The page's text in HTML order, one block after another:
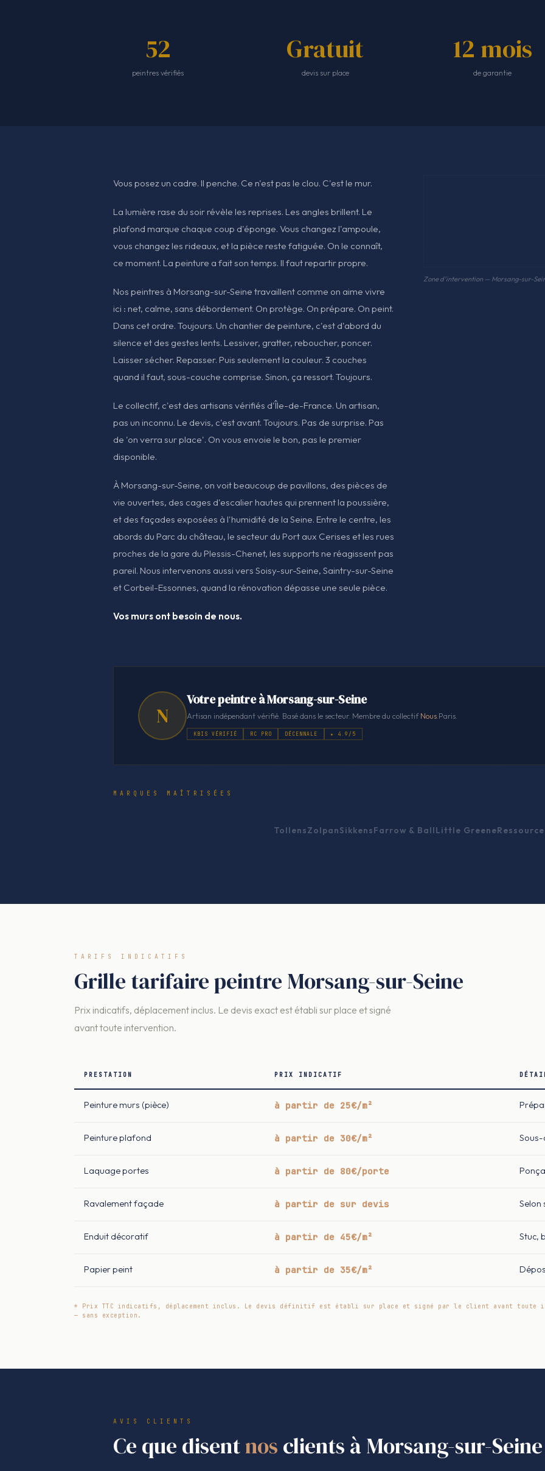
52
peintres vérifiés
Gratuit
devis sur place
12 mois
de garantie
Vous posez un cadre. Il penche. Ce n'est pas le clou. C'est le mur.
La lumière rase du soir révèle les reprises. Les angles brillent. Le
plafond marque chaque coup d'éponge. Vous changez l'ampoule,
vous changez les rideaux, et la pièce reste fatiguée. On le connaît,
ce moment. La peinture a fait son temps. Il faut repartir propre.
Nos peintres à Morsang-sur-Seine travaillent comme on aime vivre
ici : net, calme, sans débordement. On protège. On prépare. On peint.
Dans cet ordre. Toujours. Un chantier de peinture, c'est d'abord du
silence et des gestes lents. Lessiver, gratter, reboucher, poncer.
Laisser sécher. Repasser. Puis seulement la couleur. 3 couches
quand il faut, sous-couche comprise. Sinon, ça ressort. Toujours.
Le collectif, c'est des artisans vérifiés d'Île-de-France. Un artisan,
pas un inconnu. Le devis, c'est avant. Toujours. Pas de surprise. Pas
de 'on verra sur place'. On vous envoie le bon, pas le premier
disponible.
À Morsang-sur-Seine, on voit beaucoup de pavillons, des pièces de
vie ouvertes, des cages d'escalier hautes qui prennent la poussière,
et des façades exposées à l'humidité de la Seine. Entre le centre, les
abords du Parc du château, le secteur du Port aux Cerises et les rues
proches de la gare du Plessis-Chenet, les supports ne réagissent pas
pareil. Nous intervenons aussi vers Soisy-sur-Seine, Saintry-sur-Seine
et Corbeil-Essonnes, quand la rénovation dépasse une seule pièce.
Vos murs ont besoin de nous.
Zone d'intervention — Morsang-sur-
N
Votre peintre à Morsang-sur-Seine
Artisan indépendant vérifié. Basé dans le secteur. Membre du collectifNous.Paris.
KBIS VÉRIFIÉ RC PRO DÉCENNALE ★ 4.9/5
MARQUES MAÎTRISÉES
TollensZolpanSikkensFarrow & BallLittle GreeneRessource
TARIFS INDICATIFS
Grille tarifaire peintre Morsang-sur-Seine
Prix indicatifs, déplacement inclus. Le devis exact est établi sur place et signé
avant toute intervention.
PRESTATION PRIX INDICATIF
Peinture murs (pièce) à partir de 25€/m²
Peinture plafond à partir de 30€/m² Sous-
Laquage portes à partir de 80€/porte
Ravalement façade à partir de sur devis Selon
Enduit décoratif à partir de 45€/m² Stuc,
Papier peint à partir de 35€/m²
* Prix TTC indicatifs, déplacement inclus. Le devis définitif est établi sur place et signé par le client avant toute
— sans exception.
AVIS CLIENTS
Ce que disentnos clients à Morsang-sur-Seine